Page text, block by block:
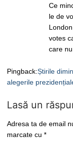
Ce
le de
votes
care
Pingback:Știrile
alegerile
Lasă un
Adresa ta de email
marcate cu *